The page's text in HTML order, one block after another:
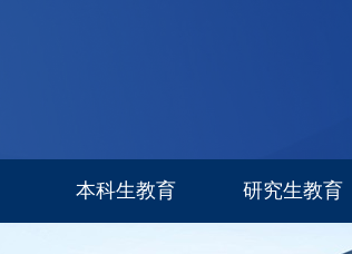
本科生教育 研究生教育